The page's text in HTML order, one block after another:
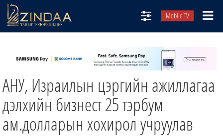
Mobile TV
ТВ8
ӨГЛӨӨНИЙ СОНИН
АУДИО ЗОХИОЛ
ЗИНДАА СЭТГҮҮЛ
АНУ, Израилын цэргийн ажиллагаа
дэлхийн бизнест 25 тэрбум
ам.долларын хохирол учруулав